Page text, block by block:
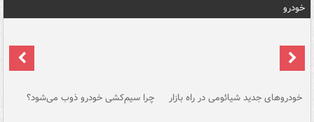
خودرو
خودروهای جدید شیائومی در راه بازار چرا سیم‌کشی خودرو ذوب می‌شود؟